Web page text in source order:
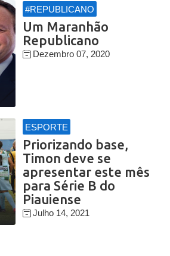
#REPUBLICANO
Um Maranhão
Republicano
Dezembro 07, 2020
ESPORTE
Priorizando base,
Timon deve se
apresentar este mês
para Série B do
Piauiense
Julho 14, 2021